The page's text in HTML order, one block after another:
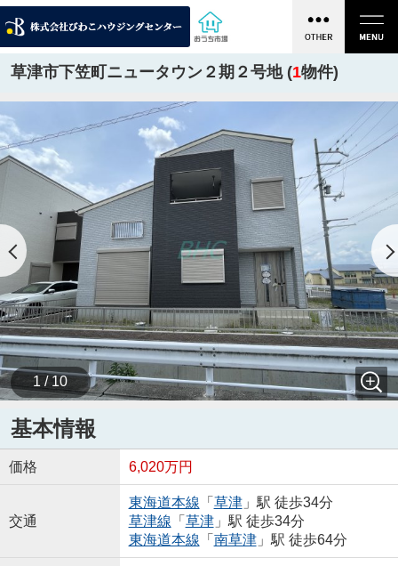
草津市下笠町ニュータウン２期２号地 (1物件)
1 / 10
基本情報
価格 6,020万円
交通
東海道本線 「 草津」駅 徒歩34分
草津線 「 草津」駅 徒歩34分
東海道本線 「 南草津」駅 徒歩64分